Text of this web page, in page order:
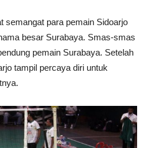
semangat para pemain Sidoarjo
besar Surabaya. Smas-smas
pemain Surabaya. Setelah
tampil percaya diri untuk